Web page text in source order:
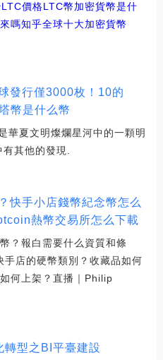
價格LTC幣加密貨幣是什
嗎知乎全球十大加密貨幣
發行僅3000枚！10的
幣是什么幣
華夏文明燦爛星河中的一顆明
其他的發現.
快手小店錢幣紀念幣怎么
熱幣交易所怎么下載
？報白需要什么資質和條
店的硬幣類別？收藏品如何
何上架？直播｜Philip
轉型之BI平臺建設